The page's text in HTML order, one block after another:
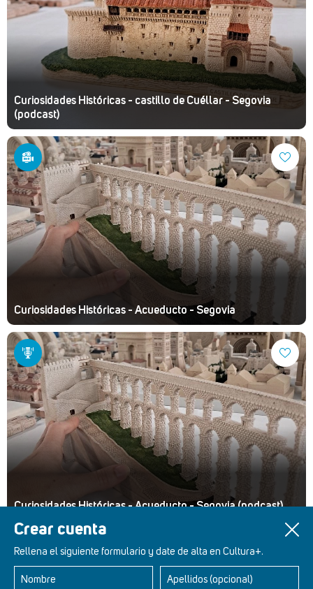
Crear cuenta
Rellena el siguiente formulario y date de alta en Cultura+.
Nombre Apellidos (opcional)
Curiosidades Históricas - castillo de Cuéllar - Segovia
(podcast)
Curiosidades Históricas - Acueducto - Segovia
Curiosidades Históricas - Acueducto - Segovia (podcast)
Retablos Renacentistas Este de León